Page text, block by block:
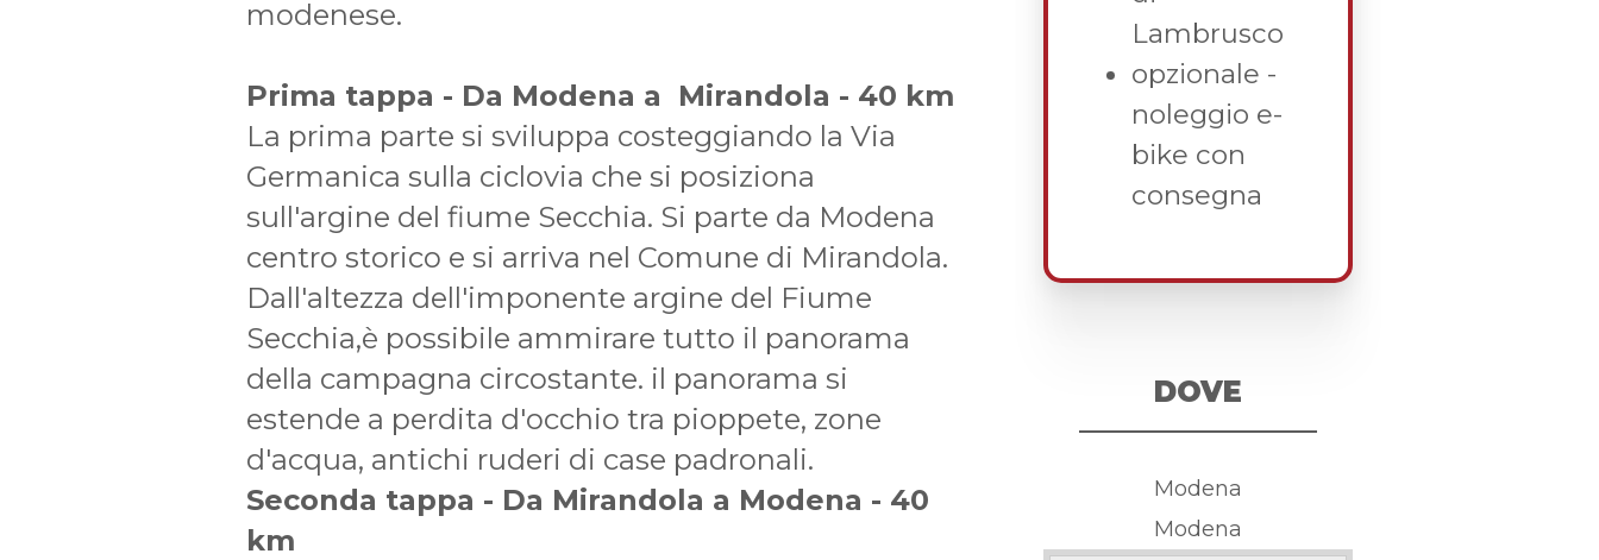
modenese.
Prima tappa - Da Modena a Mirandola - 40 km
La prima parte si sviluppa costeggiando la Via
Germanica sulla ciclovia che si posiziona
sull'argine del fiume Secchia. Si parte da Modena
centro storico e si arriva nel Comune di Mirandola.
Dall'altezza dell'imponente argine del Fiume
Secchia,è possibile ammirare tutto il panorama
della campagna circostante. il panorama si
estende a perdita d'occhio tra pioppete, zone
d'acqua, antichi ruderi di case padronali.
Seconda tappa - Da Mirandola a Modena - 40
km
Lambrusco
opzionale -
noleggio e-
bike con
consegna
DOVE
Modena
Modena